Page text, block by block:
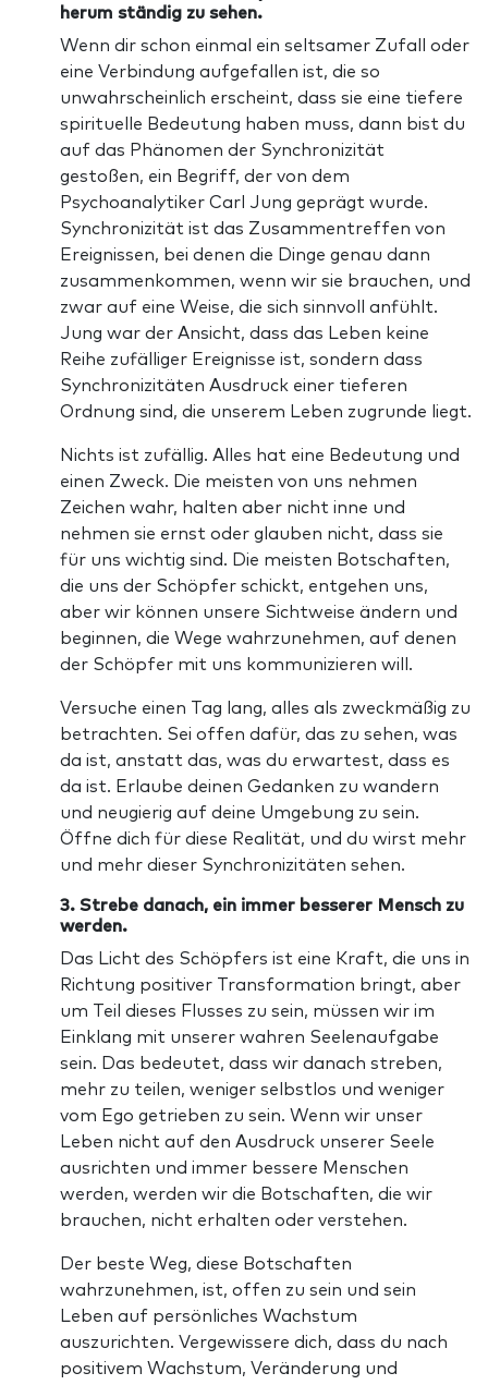
herum ständig zu sehen.
Wenn dir schon einmal ein seltsamer Zufall oder
eine Verbindung aufgefallen ist, die so
unwahrscheinlich erscheint, dass sie eine tiefere
spirituelle Bedeutung haben muss, dann bist du
auf das Phänomen der Synchronizität
gestoßen, ein Begriff, der von dem
Psychoanalytiker Carl Jung geprägt wurde.
Synchronizität ist das Zusammentreffen von
Ereignissen, bei denen die Dinge genau dann
zusammenkommen, wenn wir sie brauchen, und
zwar auf eine Weise, die sich sinnvoll anfühlt.
Jung war der Ansicht, dass das Leben keine
Reihe zufälliger Ereignisse ist, sondern dass
Synchronizitäten Ausdruck einer tieferen
Ordnung sind, die unserem Leben zugrunde liegt.
Nichts ist zufällig. Alles hat eine Bedeutung und
einen Zweck. Die meisten von uns nehmen
Zeichen wahr, halten aber nicht inne und
nehmen sie ernst oder glauben nicht, dass sie
für uns wichtig sind. Die meisten Botschaften,
die uns der Schöpfer schickt, entgehen uns,
aber wir können unsere Sichtweise ändern und
beginnen, die Wege wahrzunehmen, auf denen
der Schöpfer mit uns kommunizieren will.
Versuche einen Tag lang, alles als zweckmäßig zu
betrachten. Sei offen dafür, das zu sehen, was
da ist, anstatt das, was du erwartest, dass es
da ist. Erlaube deinen Gedanken zu wandern
und neugierig auf deine Umgebung zu sein.
Öffne dich für diese Realität, und du wirst mehr
und mehr dieser Synchronizitäten sehen.
3. Strebe danach, ein immer besserer Mensch zu
werden.
Das Licht des Schöpfers ist eine Kraft, die uns in
Richtung positiver Transformation bringt, aber
um Teil dieses Flusses zu sein, müssen wir im
Einklang mit unserer wahren Seelenaufgabe
sein. Das bedeutet, dass wir danach streben,
mehr zu teilen, weniger selbstlos und weniger
vom Ego getrieben zu sein. Wenn wir unser
Leben nicht auf den Ausdruck unserer Seele
ausrichten und immer bessere Menschen
werden, werden wir die Botschaften, die wir
brauchen, nicht erhalten oder verstehen.
Der beste Weg, diese Botschaften
wahrzunehmen, ist, offen zu sein und sein
Leben auf persönliches Wachstum
auszurichten. Vergewissere dich, dass du nach
positivem Wachstum, Veränderung und